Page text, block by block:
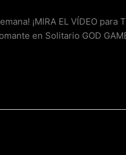
¡MIRA EL VÍDEO para
en Solitario GOD